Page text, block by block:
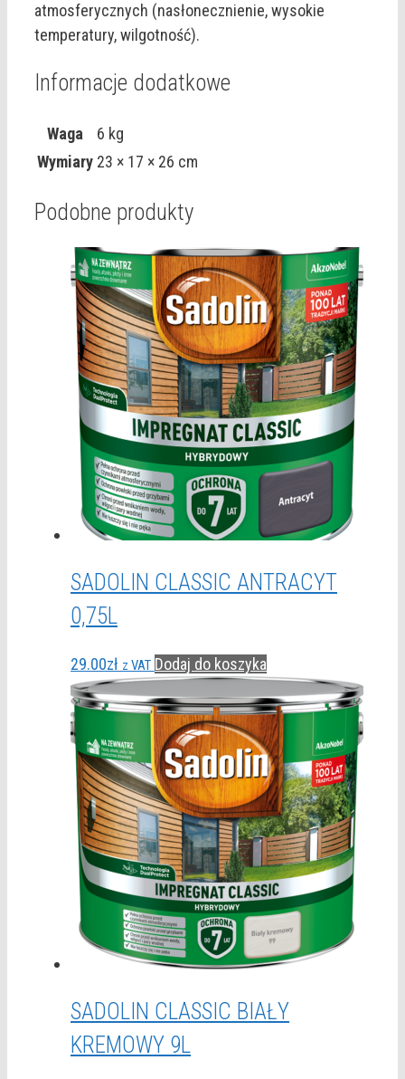
atmosferycznych (nasłonecznienie, wysokie
temperatury, wilgotność).
Informacje dodatkowe
Waga
6 kg
Wymiary 23 × 17 × 26 cm
Podobne produkty
SADOLIN CLASSIC ANTRACYT
0,75L
29.00zł z VAT Dodaj do koszyka
SADOLIN CLASSIC BIAŁY
KREMOWY 9L